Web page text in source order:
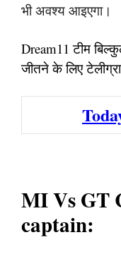
भी अवश्य आइएगा।
Dream11 टीम
जीतने के लिए
MI Vs GT
captain: